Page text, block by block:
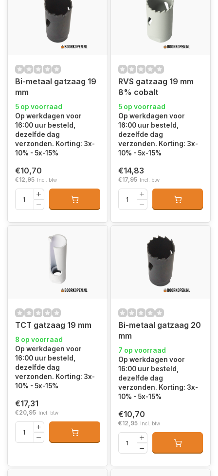
Bi-metaal gatzaag 19
mm
5 op voorraad
Op werkdagen voor
16:00 uur besteld,
dezelfde dag
verzonden. Korting: 3x-
10% - 5x-15%
€10,70
€12,95 Incl. btw
RVS gatzaag 19 mm
8% cobalt
5 op voorraad
Op werkdagen voor
16:00 uur besteld,
dezelfde dag
verzonden. Korting: 3x-
10% - 5x-15%
€14,83
€17,95 Incl. btw
TCT gatzaag 19 mm
8 op voorraad
Op werkdagen voor
16:00 uur besteld,
dezelfde dag
verzonden. Korting: 3x-
10% - 5x-15%
€17,31
€20,95 Incl. btw
Bi-metaal gatzaag 20
mm
7 op voorraad
Op werkdagen voor
16:00 uur besteld,
dezelfde dag
verzonden. Korting: 3x-
10% - 5x-15%
€10,70
€12,95 Incl. btw